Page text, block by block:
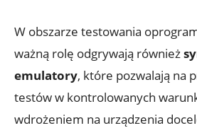
W obszarze testowania
ważną rolę odgrywają również
emulatory, które pozwalają na
testów w kontrolowanych
wdrożeniem na urządzenia